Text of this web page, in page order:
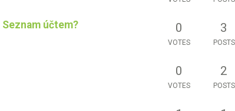
účtem? 0
VOTES
3
POSTS
0
VOTES
2
POSTS